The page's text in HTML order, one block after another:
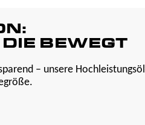
BEWEGT
– unsere